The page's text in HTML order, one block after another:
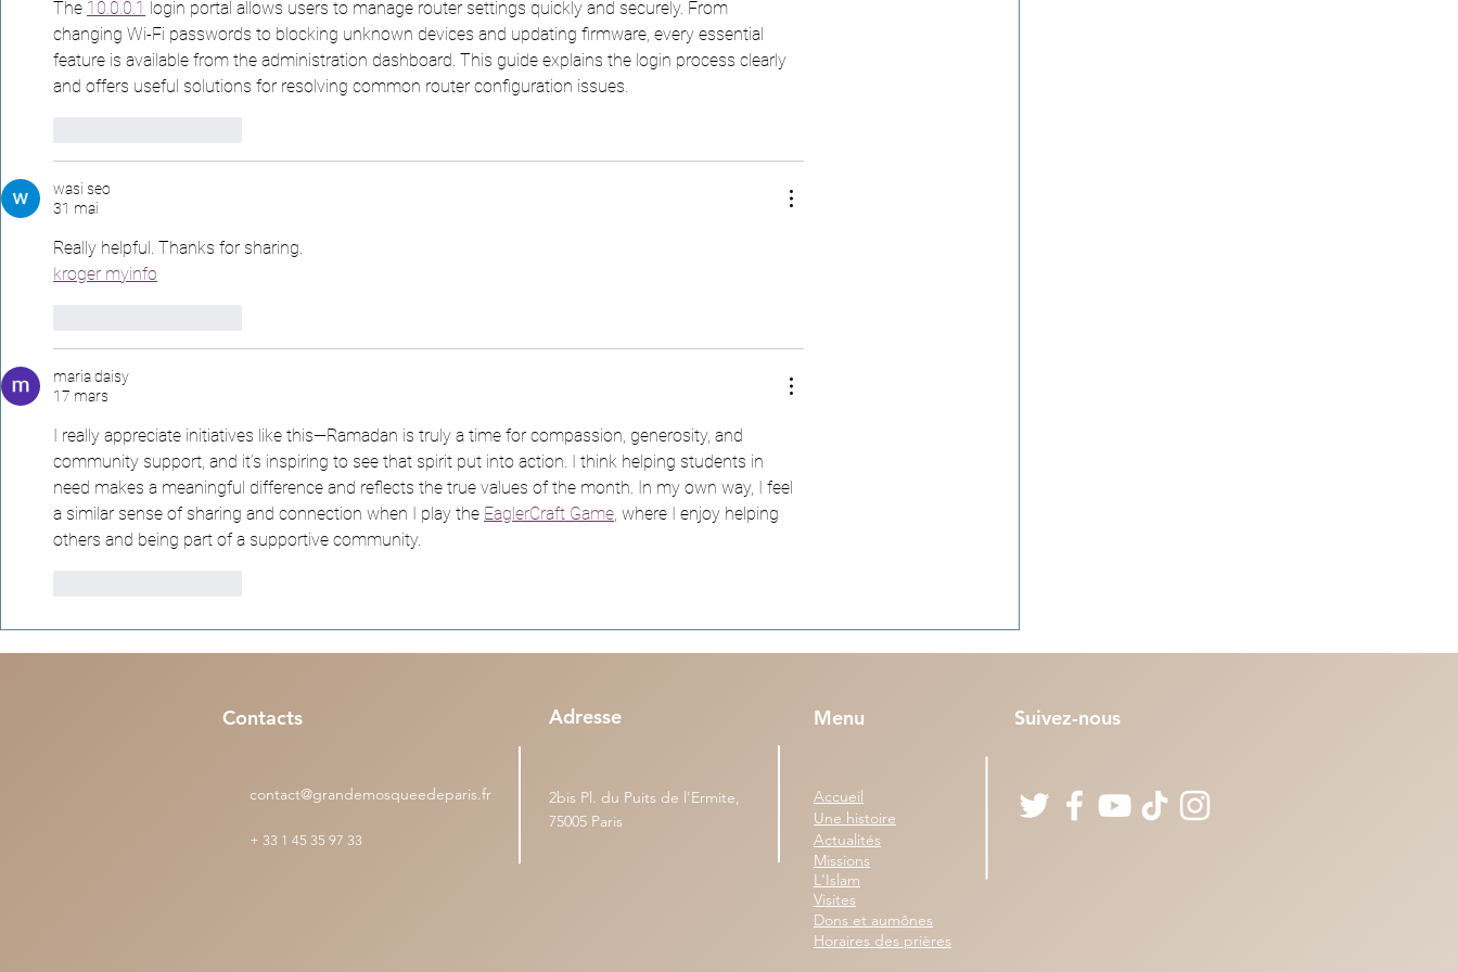
The 10.0.0.1 login portal allows users to manage router settings quickly and securely. From
changing Wi-Fi passwords to blocking unknown devices and updating firmware, every essential
feature is available from the administration dashboard. This guide explains the login process clearly
and offers useful solutions for resolving common router configuration issues.
wasi seo
31 mai
Really helpful. Thanks for sharing.
kroger myinfo
maria daisy
17 mars
I really appreciate initiatives like this—Ramadan is truly a time for compassion, generosity, and
community support, and it’s inspiring to see that spirit put into action. I think helping students in
need makes a meaningful difference and reflects the true values of the month. In my own way, I feel
a similar sense of sharing and connection when I play the EaglerCraft Game, where I enjoy helping
others and being part of a supportive community.
Contacts Adresse Menu Suivez-nous
contact@grandemosqueedeparis.fr
+ 33 1 45 35 97 33
2bis Pl. du Puits de l'Ermite,
75005 Paris
Accueil
Une histoire
Actualités
Missions
L'Islam
Visites
Dons et aumônes
Horaires des prières